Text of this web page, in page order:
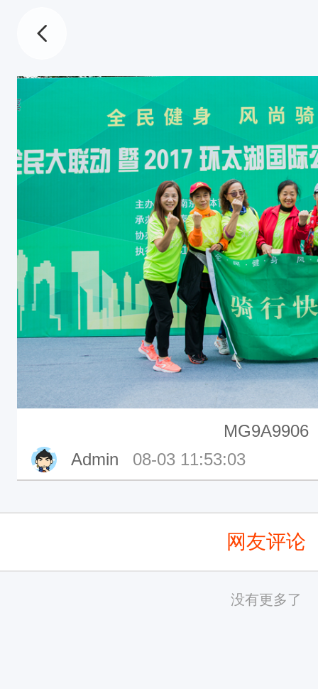
MG9A9906
Admin
08-03 11:53:03
网友评论
没有更多了